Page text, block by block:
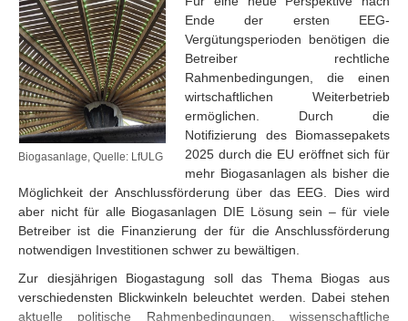
Biogasanlage, Quelle: LfULG
Ende der ersten EEG-
Vergütungsperioden benötigen die
Betreiber rechtliche
Rahmenbedingungen, die einen
wirtschaftlichen Weiterbetrieb
ermöglichen. Durch die
Notifizierung des Biomassepakets
2025 durch die EU eröffnet sich für
mehr Biogasanlagen als bisher die
Möglichkeit der Anschlussförderung über das EEG. Dies wird
aber nicht für alle Biogasanlagen DIE Lösung sein – für viele
Betreiber ist die Finanzierung der für die Anschlussförderung
notwendigen Investitionen schwer zu bewältigen.
Zur diesjährigen Biogastagung soll das Thema Biogas aus
verschiedensten Blickwinkeln beleuchtet werden. Dabei stehen
aktuelle politische Rahmenbedingungen, wissenschaftliche